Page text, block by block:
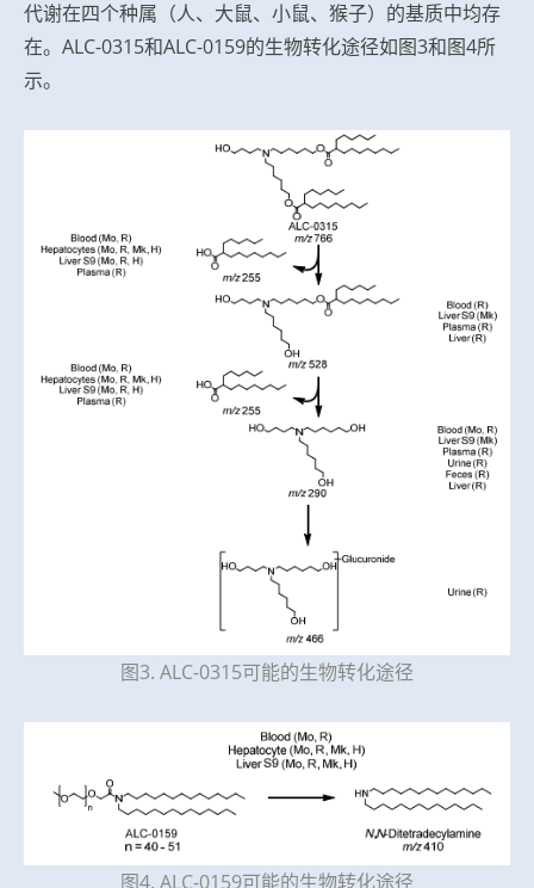
代谢在四个种属（人、大鼠、小鼠、猴子）的基质中均存
在。ALC-0315和ALC-0159的生物转化途径如图3和图4所
示。
图3. ALC-0315可能的生物转化途径
图4. ALC-0159可能的生物转化途径